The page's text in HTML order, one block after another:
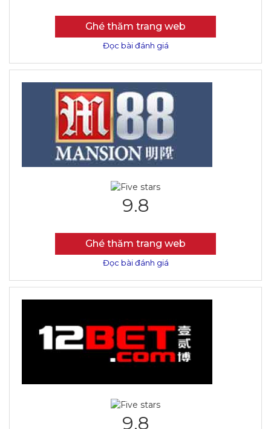
Ghé thăm trang web
Đọc bài đánh giá
9.8
Ghé thăm trang web
Đọc bài đánh giá
9.8